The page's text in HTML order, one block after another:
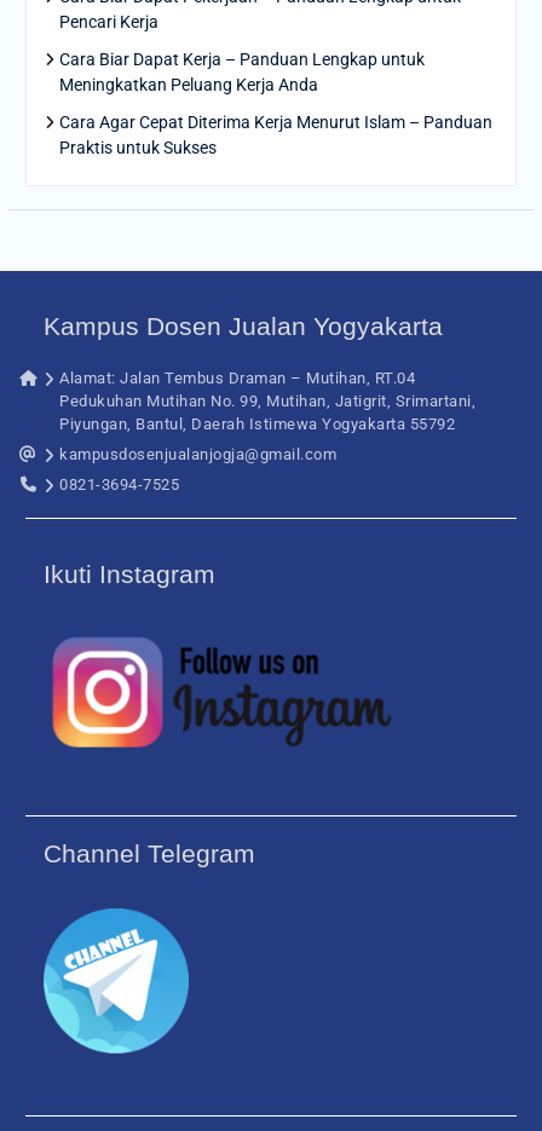
Pencari Kerja
Cara Biar Dapat Kerja – Panduan Lengkap untuk
Meningkatkan Peluang Kerja Anda
Cara Agar Cepat Diterima Kerja Menurut Islam – Panduan
Praktis untuk Sukses
Kampus Dosen Jualan Yogyakarta
Alamat: Jalan Tembus Draman – Mutihan, RT.04
Pedukuhan Mutihan No. 99, Mutihan, Jatigrit, Srimartani,
Piyungan, Bantul, Daerah Istimewa Yogyakarta 55792
kampusdosenjualanjogja@gmail.com
0821-3694-7525
Ikuti Instagram
Channel Telegram